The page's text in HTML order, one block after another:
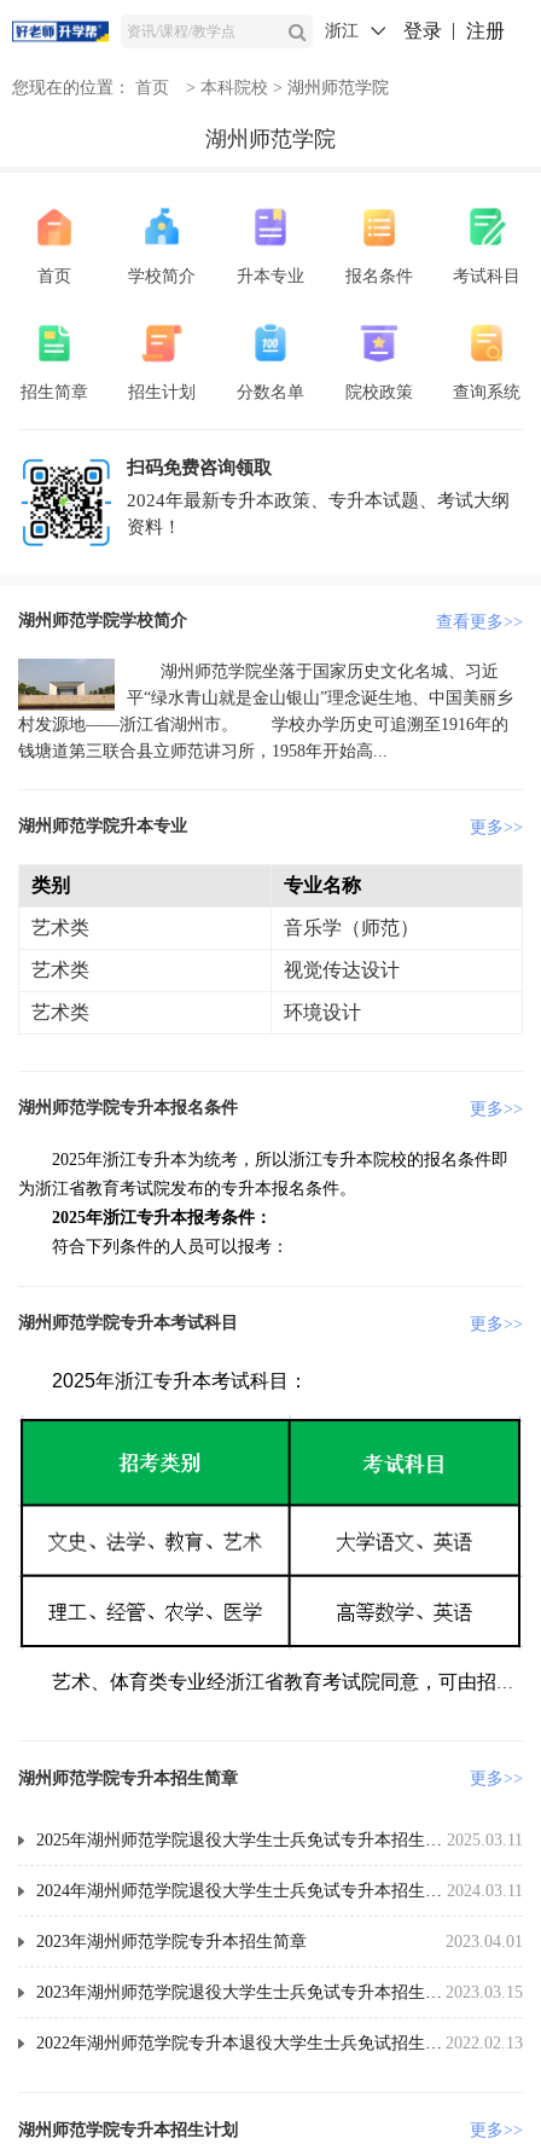
浙江 登录 注册
您现在的位置： 首页 > 本科院校 > 湖州师范学院
湖州师范学院
首页 学校简介 升本专业 报名条件 考试科目
招生简章 招生计划 分数名单 院校政策 查询系统
扫码免费咨询领取
2024年最新专升本政策、专升本试题、考试大纲
资料！
湖州师范学院学校简介 查看更多>>
湖州师范学院坐落于国家历史文化名城、习近
平“绿水青山就是金山银山”理念诞生地、中国美丽乡
村发源地——浙江省湖州市。 学校办学历史可追溯至1916年的
钱塘道第三联合县立师范讲习所，1958年开始高...
湖州师范学院升本专业 更多>>
类别 专业名称
艺术类 音乐学（师范）
艺术类 视觉传达设计
艺术类 环境设计
湖州师范学院专升本报名条件 更多>>
2025年浙江专升本为统考，所以浙江专升本院校的报名条件即
为浙江省教育考试院发布的专升本报名条件。
2025年浙江专升本报考条件：
符合下列条件的人员可以报考：
湖州师范学院专升本考试科目 更多>>
2025年浙江专升本考试科目：
艺术、体育类专业经浙江省教育考试院同意，可由招生
湖州师范学院专升本招生简章 更多>>
2025年湖州师范学院退役大学生士兵免试专升本招生简章 2025.03.11
2024年湖州师范学院退役大学生士兵免试专升本招生章程 2024.03.11
2023年湖州师范学院专升本招生简章 2023.04.01
2023年湖州师范学院退役大学生士兵免试专升本招生章程 2023.03.15
2022年湖州师范学院专升本退役大学生士兵免试招生简章(含招生计划) 2022.02.13
湖州师范学院专升本招生计划 更多>>